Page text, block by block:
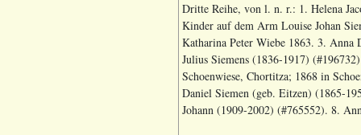
Dritte Reihe, von l. n. r.: 1. Helena
Kinder auf dem Arm Louise Johan
Katharina Peter Wiebe 1863. 3.
Julius Siemens (1836-1917)
Schoenwiese, Chortitza; 1868 in
Daniel Siemen (geb. Eitzen) (1865-
Johann (1909-2002) (#765552). 8.